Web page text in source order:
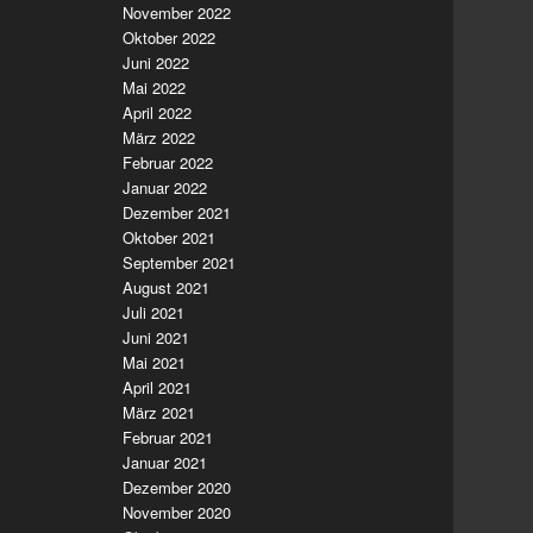
November 2022
Oktober 2022
Juni 2022
Mai 2022
April 2022
März 2022
Februar 2022
Januar 2022
Dezember 2021
Oktober 2021
September 2021
August 2021
Juli 2021
Juni 2021
Mai 2021
April 2021
März 2021
Februar 2021
Januar 2021
Dezember 2020
November 2020